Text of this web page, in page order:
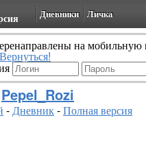
Дневники Личка
на мобильную
Вернуться!
Pepel_Rozi
-Дневник-Полная версия